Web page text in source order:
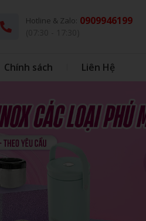
Hotline & Zalo: 0909946199
THÚ BÔNG KÈM CHĂN
Chính sách Liên Hệ